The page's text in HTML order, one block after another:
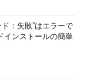
：失敗”はエラーで
ンストールの簡単